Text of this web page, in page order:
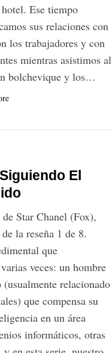
Ese tiempo
sus relaciones con
los trabajadores y con
mientras asistimos al
bolchevique y los…
El
Star Chanel (Fox),
la reseña 1 de 8.
que
veces: un hombre
relacionado
que compensa su
en un área
informáticos, otras